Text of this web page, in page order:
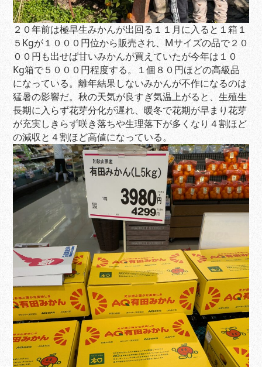
２０年前は極早生みかんが出回る１１月に入ると１箱１
５Kgが１０００円位から販売され、Mサイズの品で２０
００円も出せば甘いみかんが買えていたが今年は１０
Kg箱で５０００円程度する。１個８０円ほどの高級品
になっている。離年結果しないみかんが不作になるのは
猛暑の影響だ。秋の天気が良すぎ気温上がると、生殖生
長期に入らず花芽分化が遅れ、暖冬で花期が早まり花芽
が充実しきらず咲き落ちや生理落下が多くなり４割ほど
の減収と４割ほど高値になっている。